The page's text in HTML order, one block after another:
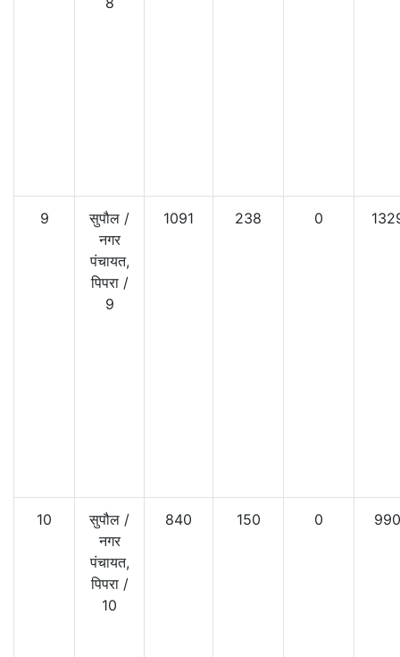
9 सुपौल /
नगर
पंचायत,
पिपरा /
9
1091 238 0
10 सुपौल /
नगर
पंचायत,
पिपरा /
10
840 150 0 990